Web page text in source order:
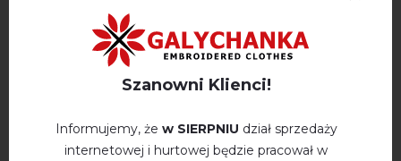
Немає відгуків про цей товар.
napisz opinie Kozatska (melanż-niebieski)
Szanowni Klienci!
Informujemy, że w SIERPNIU dział sprzedaży
internetowej i hurtowej będzie pracował w